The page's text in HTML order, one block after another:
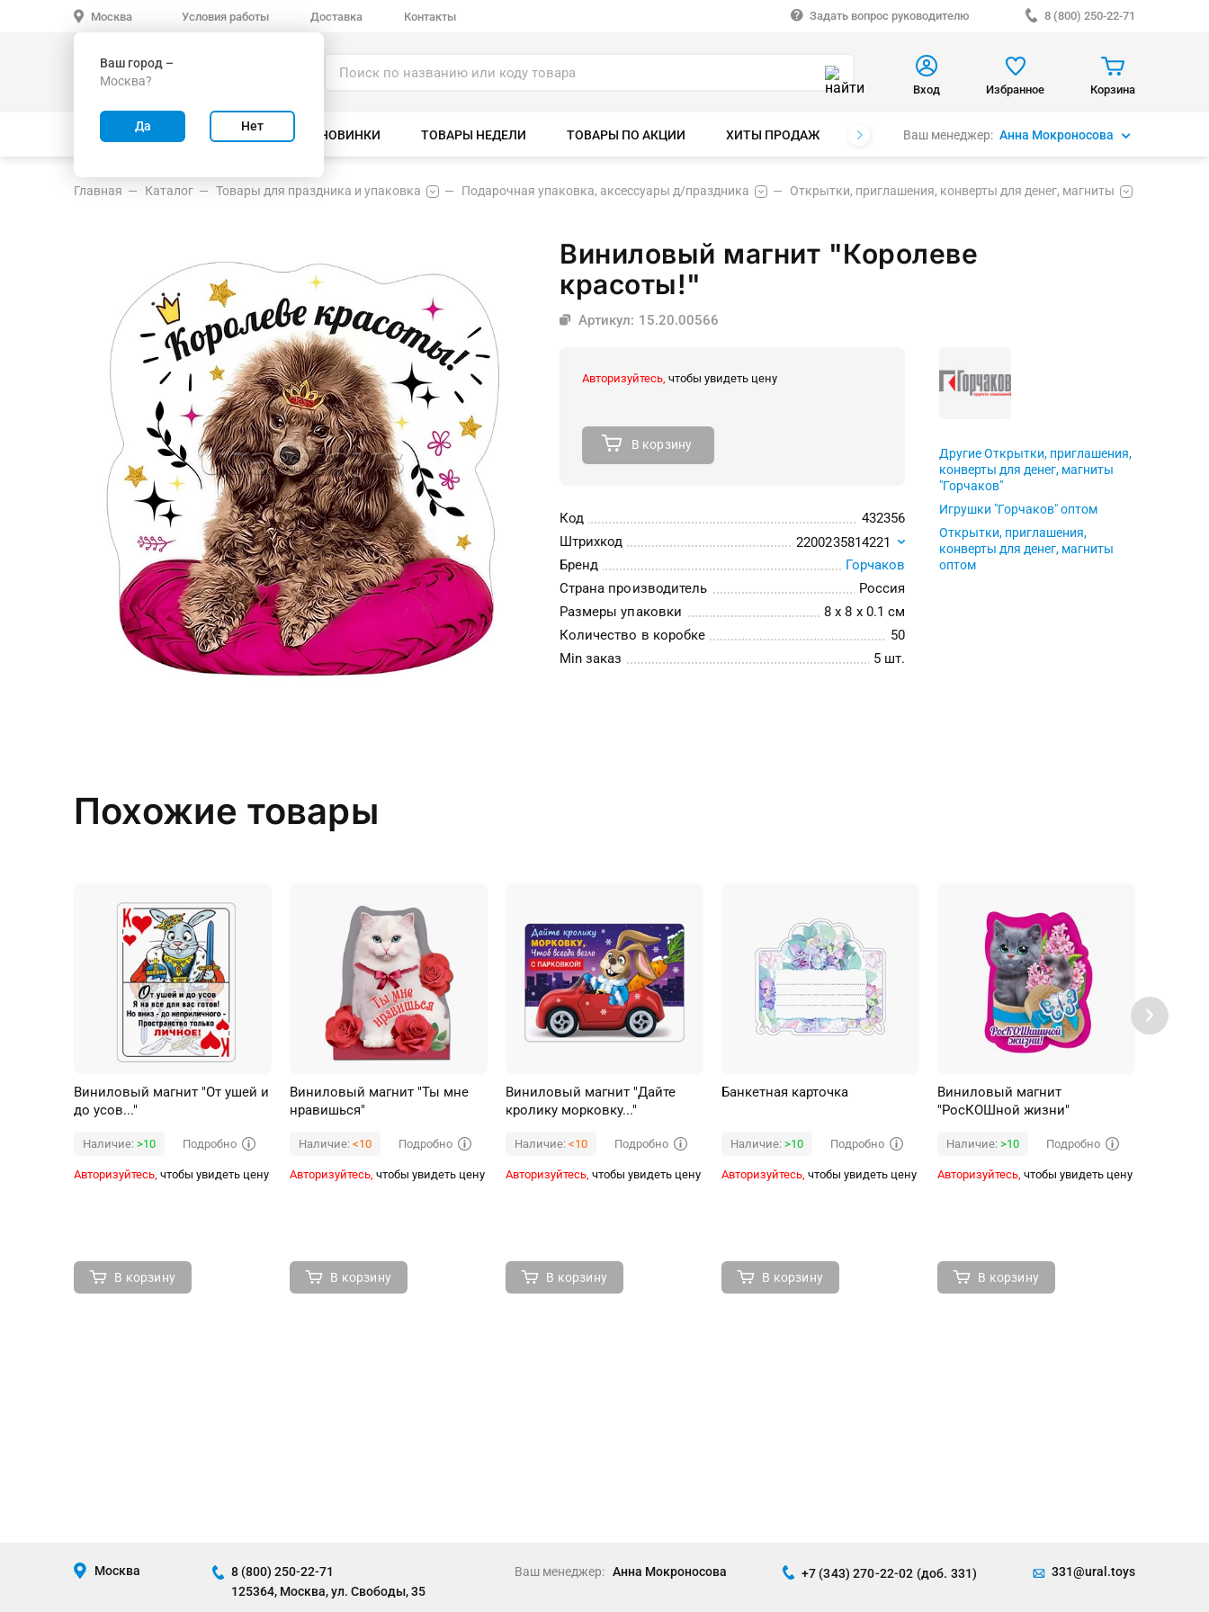
Москва
Ваш город –
Москва?
Да Нет
Условия работы Доставка Контакты Задать вопрос руководителю 8 (800) 250-22-71
Вход Избранное Корзина
ВСЕ ТОВАРЫ ВЕЛОСИПЕДЫ НОВИНКИ ТОВАРЫ НЕДЕЛИ ТОВАРЫ ПО АКЦИИ ХИТЫ ПРОДАЖ БРЕНДЫВаш менеджер: Анна Мокроносова
Главная Каталог Товары для праздника и упаковка Подарочная упаковка, аксессуары д/праздника Открытки, приглашения, конверты для денег, магниты
Виниловый магнит "Королеве
красоты!"
Артикул: 15.20.00566
Авторизуйтесь, чтобы увидеть цену
В корзину
Код
432356
Штрихкод
2200235814221
Бренд
Горчаков
Страна производитель
Россия
Размеры упаковки
8 x 8 x 0.1 см
Количество в коробке
50
Min заказ
5 шт.
Другие Открытки, приглашения,
конверты для денег, магниты
"Горчаков"
Игрушки "Горчаков" оптом
Открытки, приглашения,
конверты для денег, магниты
оптом
Похожие товары
Виниловый магнит "От ушей и
до усов..."
Наличие: >10 Подробно
Авторизуйтесь, чтобы увидеть цену
В корзину
Виниловый магнит "Ты мне
нравишься"
Наличие: <10 Подробно
Авторизуйтесь, чтобы увидеть цену
В корзину
Виниловый магнит "Дайте
кролику морковку..."
Наличие: <10 Подробно
Авторизуйтесь, чтобы увидеть цену
В корзину
Банкетная карточка
Наличие: >10 Подробно
Авторизуйтесь, чтобы увидеть цену
В корзину
Виниловый магнит
"РосКОШной жизни"
Наличие: >10 Подробно
Авторизуйтесь, чтобы увидеть цену
В корзину
Москва
8 (800) 250-22-71
125364, Москва, ул. Свободы, 35
Ваш менеджер: Анна Мокроносова +7 (343) 270-22-02 (доб. 331) 331@ural.toys